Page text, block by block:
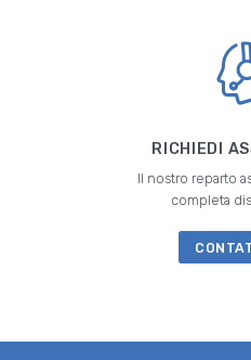
RICHIEDI
Il nostro reparto
completa